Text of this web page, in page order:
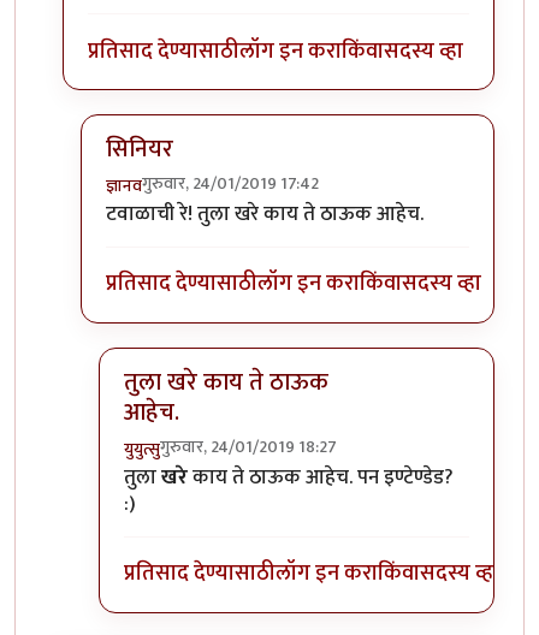
प्रतिसाद देण्यासाठीलॉग इन कराकिंवासदस्य व्हा
सिनियर
ज्ञानवगुरुवार, 24/01/2019 17:42
In reply toकोणाची करंगळी?byटवाळ कार्टा
टवाळाची रे! तुला खरे काय ते ठाऊक आहेच.
प्रतिसाद देण्यासाठीलॉग इन कराकिंवासदस्य व्हा
तुला खरे काय ते ठाऊक
आहेच.
युयुत्सुगुरुवार, 24/01/2019 18:27
In reply toसिनियरbyज्ञानव
तुलाखरेकाय ते ठाऊक आहेच. पन इण्टेण्डेड?
:)
प्रतिसाद देण्यासाठीलॉग इन कराकिंवासदस्य व्हा